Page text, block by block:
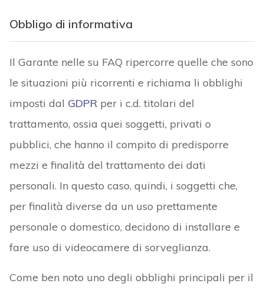
Obbligo di informativa
Il Garante nelle su FAQ ripercorre quelle che sono
le situazioni più ricorrenti e richiama li obblighi
imposti dal GDPR per i c.d. titolari del
trattamento, ossia quei soggetti, privati o
pubblici, che hanno il compito di predisporre
mezzi e finalità del trattamento dei dati
personali. In questo caso, quindi, i soggetti che,
per finalità diverse da un uso prettamente
personale o domestico, decidono di installare e
fare uso di videocamere di sorveglianza.
Come ben noto uno degli obblighi principali per il